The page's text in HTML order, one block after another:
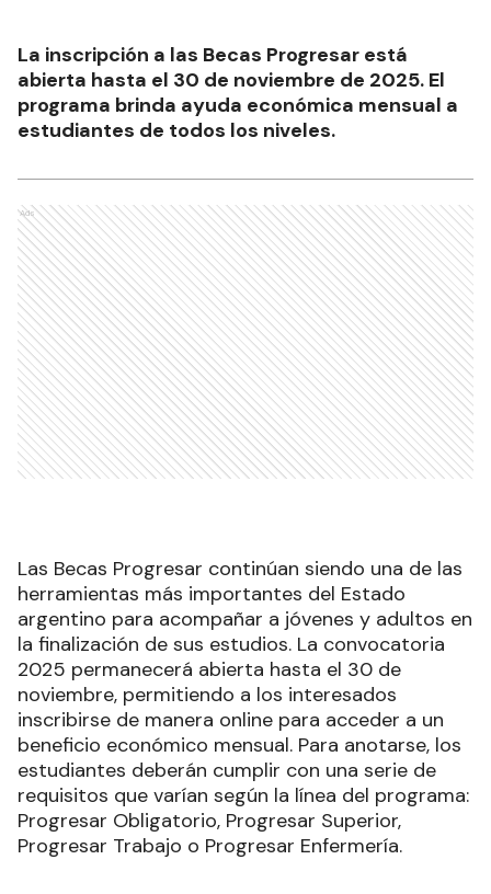
La inscripción a las Becas Progresar está
abierta hasta el 30 de noviembre de 2025. El
programa brinda ayuda económica mensual a
estudiantes de todos los niveles.
Ads
Las Becas Progresar continúan siendo una de las
herramientas más importantes del Estado
argentino para acompañar a jóvenes y adultos en
la finalización de sus estudios. La convocatoria
2025 permanecerá abierta hasta el 30 de
noviembre, permitiendo a los interesados
inscribirse de manera online para acceder a un
beneficio económico mensual. Para anotarse, los
estudiantes deberán cumplir con una serie de
requisitos que varían según la línea del programa:
Progresar Obligatorio, Progresar Superior,
Progresar Trabajo o Progresar Enfermería.